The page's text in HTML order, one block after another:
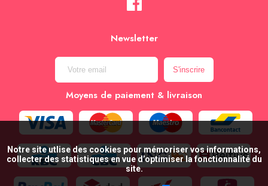
Newsletter
Moyens de paiement & livraison
Notre site utlise des cookies pour mémoriser vos informations,
collecter des statistiques en vue d’optimiser la fonctionnalité du
site.